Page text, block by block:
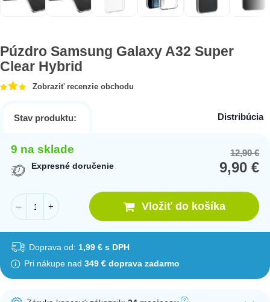
Púzdro Samsung Galaxy A32 Super
Clear Hybrid
Zobraziť recenzie obchodu
Stav produktu: Distribúcia
9 na sklade
Expresné doručenie
12,90€
9,90€
–
+ Vložiť do košíka
Doprava od: 1,99 € s DPH
Pri nákupe nad 349 € doprava zadarmo